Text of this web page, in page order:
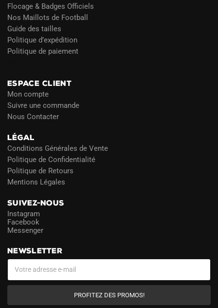
Flocage & Badges Officiels
Nos Maillots de Football
Guide des tailles
Politique d’expédition
Politique de paiement
ESPACE CLIENT
Mon compte
Suivre une commande
Nous Contacter
LÉGAL
Conditions Générales de Vente
Politique de Confidentialité
Politique de Retours
Mentions Légales
SUIVEZ-NOUS
Instagram
Facebook
Messenger
NEWSLETTER
PROFITEZ DES PROMOS!